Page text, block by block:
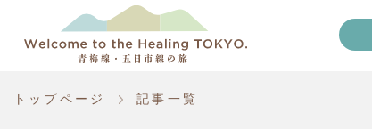
トップページ 記事一覧